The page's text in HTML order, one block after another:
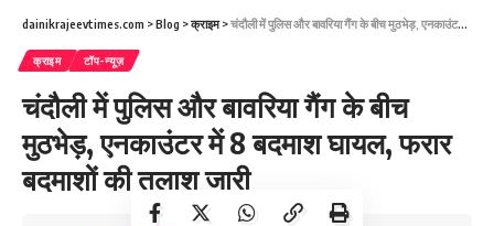
dainikrajeevtimes.com >Blog >क्राइम>चंदौली में पुलिस और बावरिया गैंग के बीच मुठभेड़, एनकाउंटर में 8 बदमाश घायल, फरार बदमाशों की तलाश जारी
क्राइम टॉप-न्यूज़
चंदौली में पुलिस और बावरिया गैंग के बीच
मुठभेड़, एनकाउंटर में 8 बदमाश घायल, फरार
बदमाशों की तलाश जारी